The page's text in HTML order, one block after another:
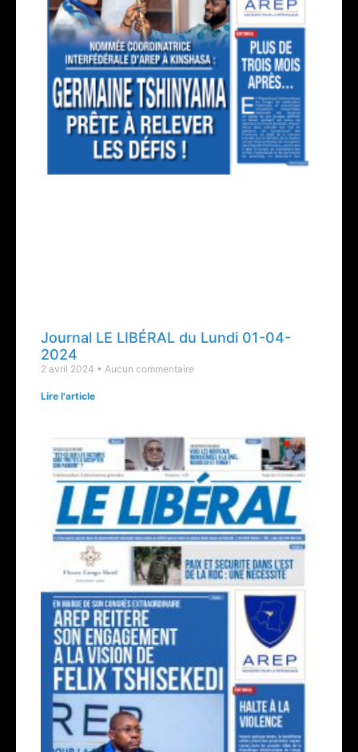
Journal LE LIBÉRAL du Lundi 01-04-
2024
2 avril 2024 Aucun commentaire
Lire l'article